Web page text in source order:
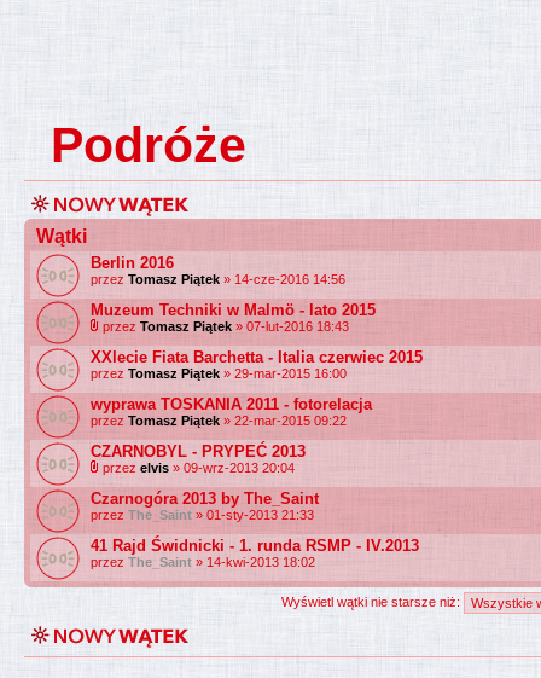
Podróże
Wątki
Berlin 2016
przez Tomasz Piątek » 14-cze-2016 14:56
Muzeum Techniki w Malmö - lato 2015
przez Tomasz Piątek » 07-lut-2016 18:43
XXlecie Fiata Barchetta - Italia czerwiec 2015
przez Tomasz Piątek » 29-mar-2015 16:00
wyprawa TOSKANIA 2011 - fotorelacja
przez Tomasz Piątek » 22-mar-2015 09:22
CZARNOBYL - PRYPEĆ 2013
przez elvis » 09-wrz-2013 20:04
Czarnogóra 2013 by The_Saint
przez The_Saint » 01-sty-2013 21:33
41 Rajd Świdnicki - 1. runda RSMP - IV.2013
przez The_Saint » 14-kwi-2013 18:02
Wyświetl wątki nie starsze niż: